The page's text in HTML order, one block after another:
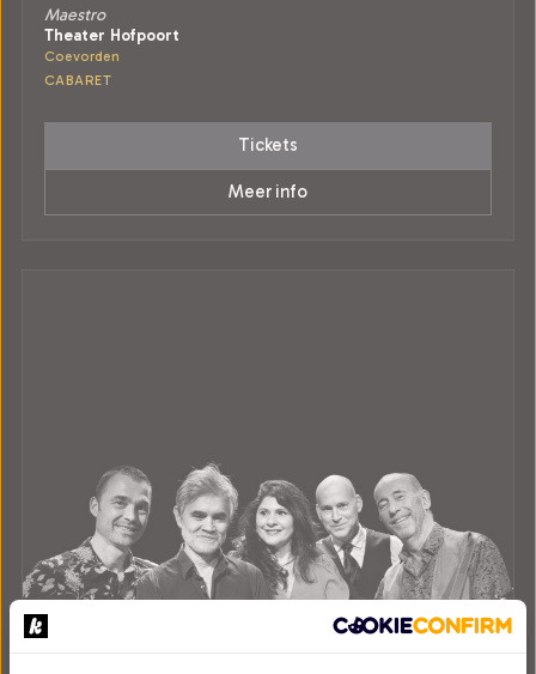
Maestro
Theater Hofpoort
Coevorden
CABARET
Tickets
Meer info